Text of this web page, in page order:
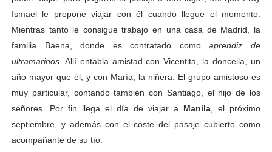
Ismael le propone viajar con él cuando llegue el momento.
Mientras tanto le consigue trabajo en una casa de Madrid, la
familia Baena, donde es contratado comoaprendiz de
ultramarinos. Allí entabla amistad con Vicentita, la doncella, un
año mayor que él, y con María, la niñera. El grupo amistoso es
muy particular, contando también con Santiago, el hijo de los
señores. Por fin llega el día de viajar a Manila , el próximo
septiembre, y además con el coste del pasaje cubierto como
acompañante de su tío.